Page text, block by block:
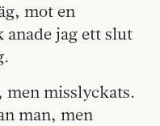
mot en
anade jag ett slut
men misslyckats.
man, men